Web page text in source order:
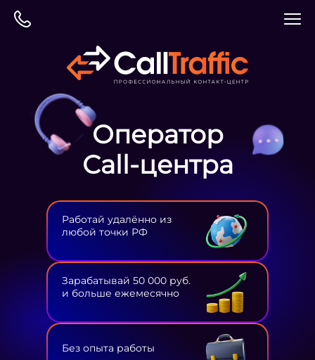
Оператор
Сall-центра
Работай удалённо из
любой точки РФ
Зарабатывай 50 000 руб.
и больше ежемесячно
Без опыта работы